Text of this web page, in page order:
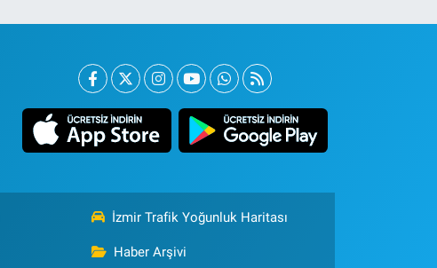
İzmir Trafik Yoğunluk Haritası
Haber Arşivi